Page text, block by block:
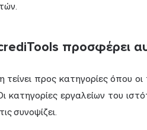
προσφέρει
τείνει προς κατηγορίες όπου
κατηγορίες εργαλείων του
συνοψίζει.